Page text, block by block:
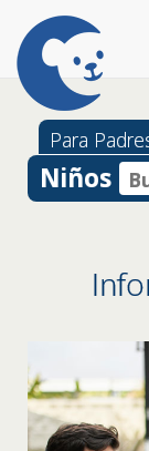
Para
Niños